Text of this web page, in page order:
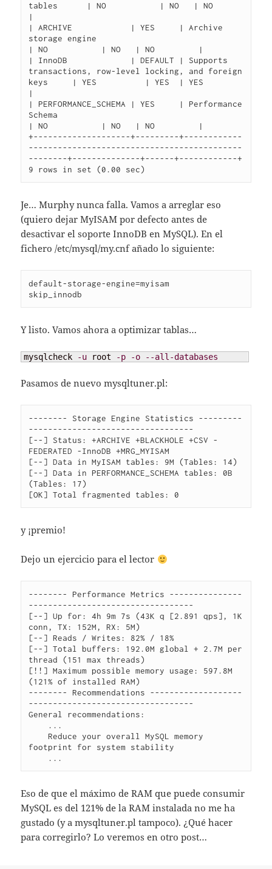
tables      | NO           | NO   | NO
|
| ARCHIVE            | YES     | Archive
storage engine
| NO           | NO   | NO         |
| InnoDB             | DEFAULT | Supports
transactions, row-level locking, and foreign
keys     | YES          | YES  | YES
|
| PERFORMANCE_SCHEMA | YES     | Performance
Schema
| NO           | NO   | NO         |
+--------------------+---------+------------
--------------------------------------------
--------+--------------+------+------------+
Je… Murphy nunca falla. Vamos a arreglar eso
(quiero dejar MyISAM por defecto antes de
desactivar el soporte InnoDB en MySQL). En el
fichero /etc/mysql/my.cnf añado lo siguiente:
default-storage-engine=myisam
Y listo. Vamos ahora a optimizar tablas…
mysqlcheck -u root -p -o --all-databases
Pasamos de nuevo mysqltuner.pl:
-------- Storage Engine Statistics ---------
----------------------------------
[--] Status: +ARCHIVE +BLACKHOLE +CSV -
FEDERATED -InnoDB +MRG_MYISAM
[--] Data in MyISAM tables: 9M (Tables: 14)
[--] Data in PERFORMANCE_SCHEMA tables: 0B
(Tables: 17)
y ¡premio!
Dejo un ejercicio para el lector
-------- Performance Metrics ---------------
----------------------------------
[--] Up for: 4h 9m 7s (43K q [2.891 qps], 1K
conn, TX: 152M, RX: 5M)
[--] Reads / Writes: 82% / 18%
[--] Total buffers: 192.0M global + 2.7M per
thread (151 max threads)
[!!] Maximum possible memory usage: 597.8M
(121% of installed RAM)
-------- Recommendations -------------------
----------------------------------
General recommendations:
    Reduce your overall MySQL memory
footprint for system stability
Eso de que el máximo de RAM que puede consumir
MySQL es del 121% de la RAM instalada no me ha
gustado (y a mysqltuner.pl tampoco). ¿Qué hacer
para corregirlo? Lo veremos en otro post…